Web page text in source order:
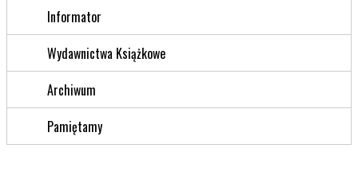
Informator
Wydawnictwa Książkowe
Archiwum
Pamiętamy